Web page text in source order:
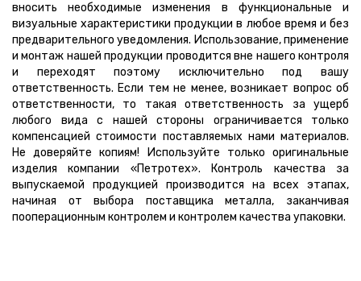
вносить необходимые изменения в функциональные и
визуальные характеристики продукции в любое время и без
предварительного уведомления. Использование, применение
и монтаж нашей продукции проводится вне нашего контроля
и переходят поэтому исключительно под вашу
ответственность. Если тем не менее, возникает вопрос об
ответственности, то такая ответственность за ущерб
любого вида с нашей стороны ограничивается только
компенсацией стоимости поставляемых нами материалов.
Не доверяйте копиям! Используйте только оригинальные
изделия компании «Петротех». Контроль качества за
выпускаемой продукцией производится на всех этапах,
начиная от выбора поставщика металла, заканчивая
пооперационным контролем и контролем качества упаковки.